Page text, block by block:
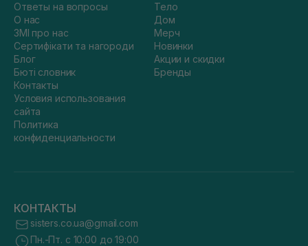
Ответы на вопросы
О нас
ЗМІ про нас
Сертифікати та нагороди
Блог
Бюті словник
Контакты
Условия использования
сайта
Политика
конфиденциальности
Тело
Дом
Мерч
Новинки
Акции и скидки
Бренды
КОНТАКТЫ
sisters.co.ua@gmail.com
Пн.-Пт. с 10:00 до 19:00